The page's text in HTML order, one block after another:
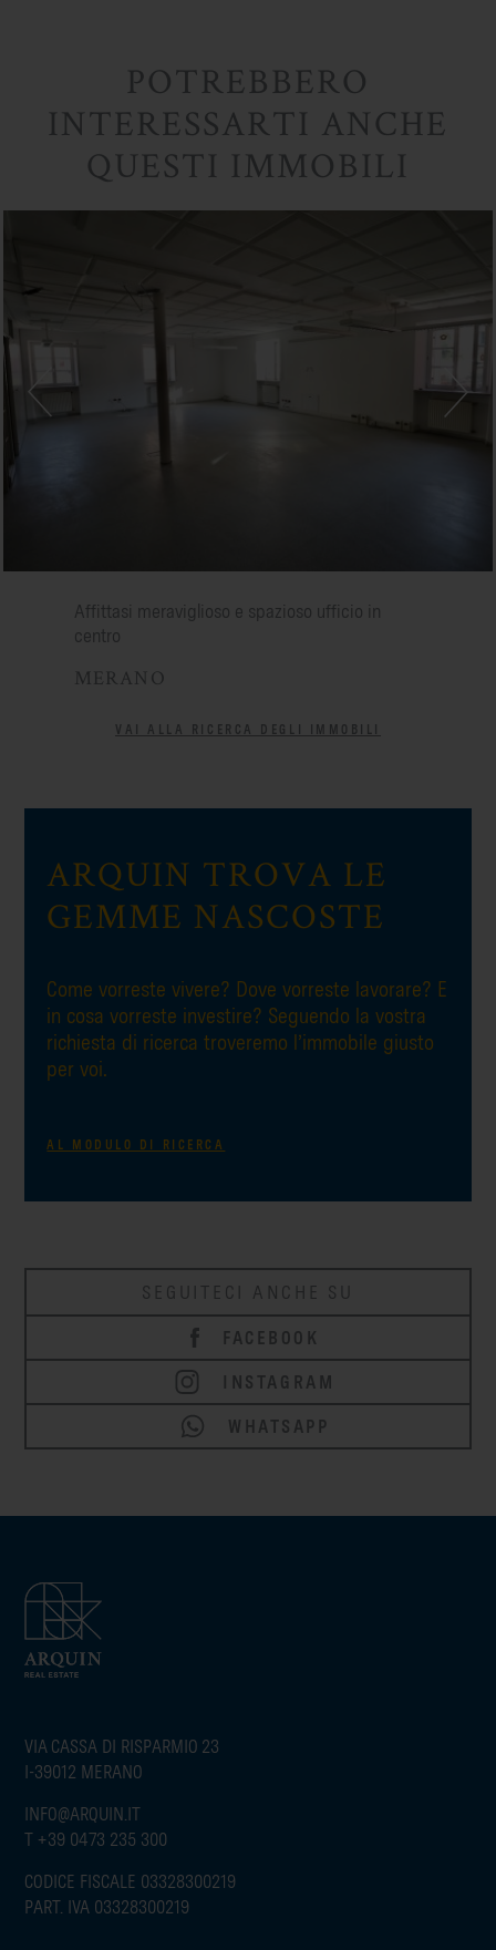
POTREBBERO
INTERESSARTI ANCHE
QUESTI IMMOBILI
Affittasi meraviglioso e spazioso ufficio in
centro
MERANO
VAI ALLA RICERCA DEGLI IMMOBILI
ARQUIN TROVA LE
GEMME NASCOSTE
Come vorreste vivere? Dove vorreste lavorare? E
in cosa vorreste investire? Seguendo la vostra
richiesta di ricerca troveremo l’immobile giusto
per voi.
AL MODULO DI RICERCA
SEGUITECI ANCHE SU
FACEBOOK
INSTAGRAM
WHATSAPP
VIA CASSA DI RISPARMIO 23
I-39012 MERANO
INFO@ARQUIN.IT
T +39 0473 235 300
CODICE FISCALE 03328300219
PART. IVA 03328300219